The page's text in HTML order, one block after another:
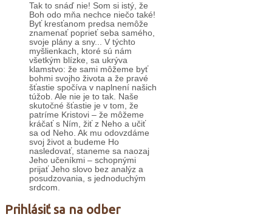
Tak to snáď nie! Som si istý, že
Boh odo mňa nechce niečo také!
Byť kresťanom predsa nemôže
znamenať poprieť seba samého,
svoje plány a sny... V týchto
myšlienkach, ktoré sú nám
všetkým blízke, sa ukrýva
klamstvo: že sami môžeme byť
bohmi svojho života a že pravé
šťastie spočíva v naplnení našich
túžob. Ale nie je to tak. Naše
skutočné šťastie je v tom, že
patríme Kristovi – že môžeme
kráčať s Ním, žiť z Neho a učiť
sa od Neho. Ak mu odovzdáme
svoj život a budeme Ho
nasledovať, staneme sa naozaj
Jeho učeníkmi – schopnými
prijať Jeho slovo bez analýz a
posudzovania, s jednoduchým
srdcom.
Prihlásiť sa na odber